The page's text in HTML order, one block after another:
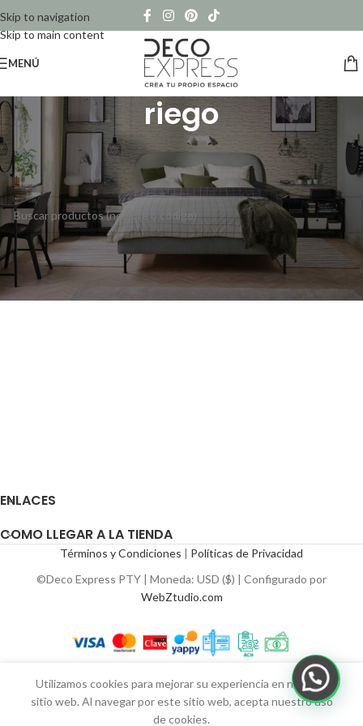
Skip to navigation
Skip to main content
MENÚ
riego
Inicio/ Productos etiquetados “riego”
No se han encontrado productos que coincidan con tu selección.
ENLACES
COMO LLEGAR A LA TIENDA
Términos y Condiciones | Políticas de Privacidad
©Deco Express PTY | Moneda: USD ($) | Configurado por
WebZtudio.com
Utilizamos cookies para mejorar su experiencia en nuestro
sitio web. Al navegar por este sitio web, acepta nuestro uso
de cookies.